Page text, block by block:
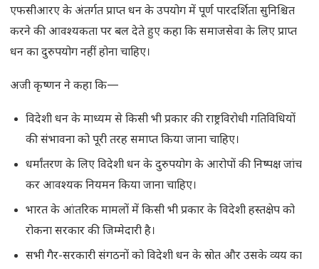
एफसीआरए के अंतर्गत प्राप्त धन के उपयोग में पूर्ण पारदर्शिता सुनिश्चित
करने की आवश्यकता पर बल देते हुए कहा कि समाजसेवा के लिए प्राप्त
धन का दुरुपयोग नहीं होना चाहिए।
अजी कृष्णन ने कहा कि—
विदेशी धन के माध्यम से किसी भी प्रकार की राष्ट्रविरोधी गतिविधियों
की संभावना को पूरी तरह समाप्त किया जाना चाहिए।
धर्मांतरण के लिए विदेशी धन के दुरुपयोग के आरोपों की निष्पक्ष जांच
कर आवश्यक नियमन किया जाना चाहिए।
भारत के आंतरिक मामलों में किसी भी प्रकार के विदेशी हस्तक्षेप को
रोकना सरकार की जिम्मेदारी है।
सभी गैर-सरकारी संगठनों को विदेशी धन के स्रोत और उसके व्यय का